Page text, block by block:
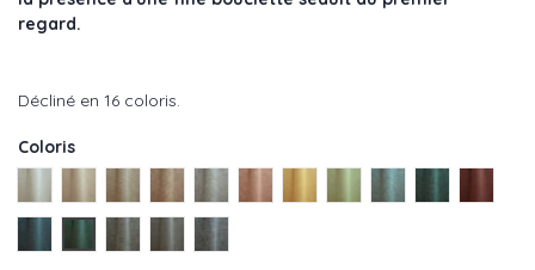
regard.
Décliné en 16 coloris.
Coloris
Sable - réf : 71372-002
Lievre - réf : 71372-003
Noisette - réf : 71372-004
Pierre - réf : 71372-005
Tomette - réf : 71372-006
Paille - réf : 71372-007
Printemps - réf : 71372-
Pacifique - réf :
Ocean - réf : 71372-012
Armee - réf : 71372-013
Argile - réf : 71372-014
Elephant - réf : 71372-015
Gravier - réf : 71372-016